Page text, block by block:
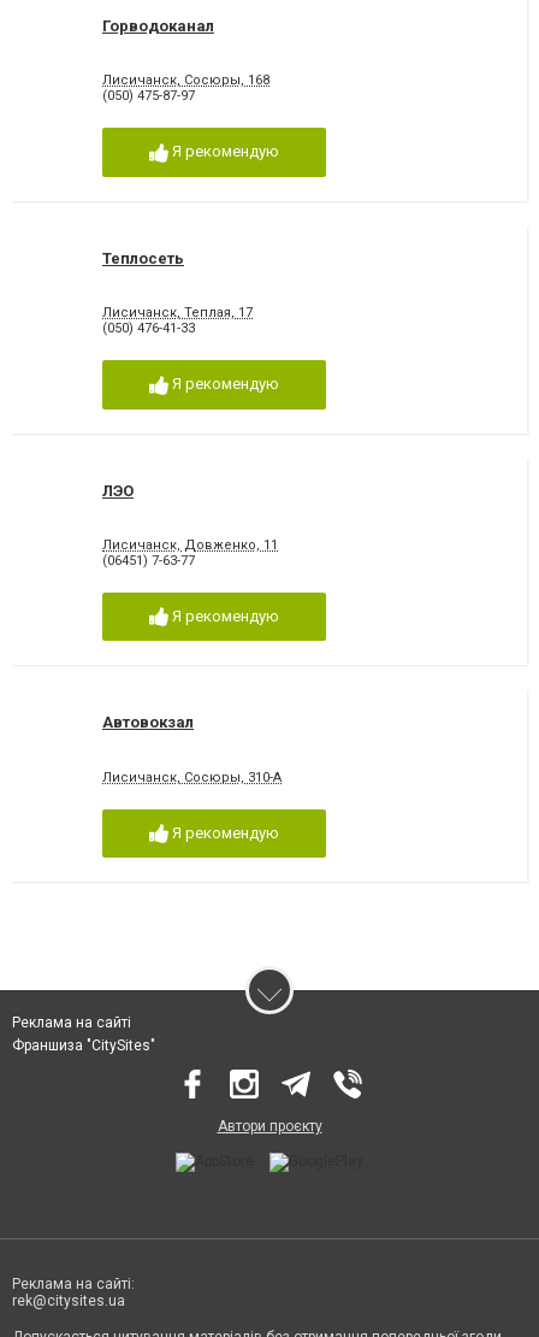
Горводоканал
Лисичанск, Сосюры, 168
(050) 475-87-97
Я рекомендую
Теплосеть
Лисичанск, Теплая, 17
(050) 476-41-33
Я рекомендую
ЛЭО
Лисичанск, Довженко, 11
(06451) 7-63-77
Я рекомендую
Автовокзал
Лисичанск, Сосюры, 310-А
Я рекомендую
Реклама на сайті
Франшиза "CitySites"
Автори проєкту
Реклама на сайті:
rek@citysites.ua